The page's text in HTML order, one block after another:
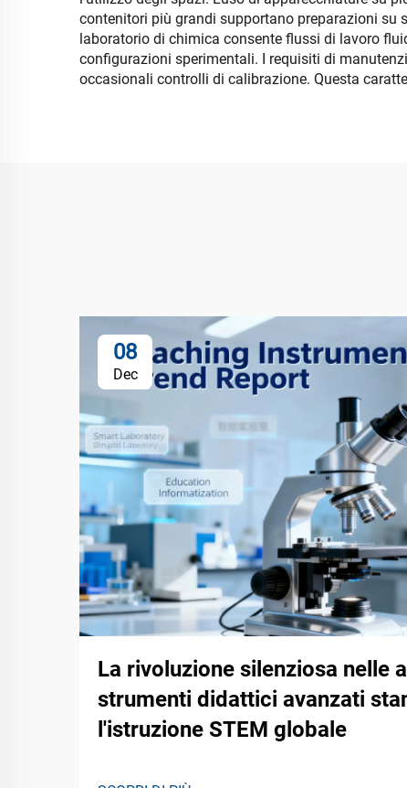
contenitori più grandi supportano preparazioni
laboratorio di chimica consente flussi di lavoro
configurazioni sperimentali. I requisiti di
occasionali controlli di calibrazione. Questa
08
Dec
La rivoluzione silenziosa nelle
strumenti didattici avanzati
l'istruzione STEM globale